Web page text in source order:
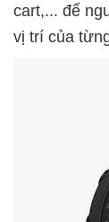
cart,... để
vị trí của